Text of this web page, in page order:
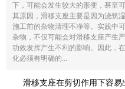
下，可能会发生较大的形变，甚至
其原因，滑移支座主要是因为浇筑
施工前的杂物清理不净等。实践中
杂物，不仅可能会对滑移支座产生
功效发挥产生不利的影响。因此，
化必须有明确的...
滑移支座在剪切作用下容